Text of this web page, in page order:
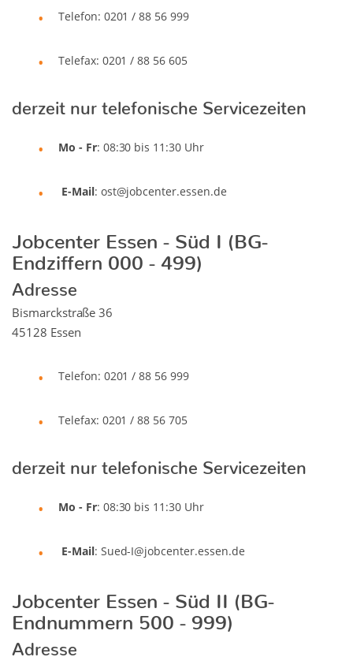
Telefon: 0201 / 88 56 999
Telefax: 0201 / 88 56 605
derzeit nur telefonische Servicezeiten
Mo - Fr: 08:30 bis 11:30 Uhr
E-Mail: ost@jobcenter.essen.de
Jobcenter Essen - Süd I (BG-
Endziffern 000 - 499)
Adresse
Bismarckstraße 36
45128 Essen
Telefon: 0201 / 88 56 999
Telefax: 0201 / 88 56 705
derzeit nur telefonische Servicezeiten
Mo - Fr: 08:30 bis 11:30 Uhr
E-Mail: Sued-I@jobcenter.essen.de
Jobcenter Essen - Süd II (BG-
Endnummern 500 - 999)
Adresse